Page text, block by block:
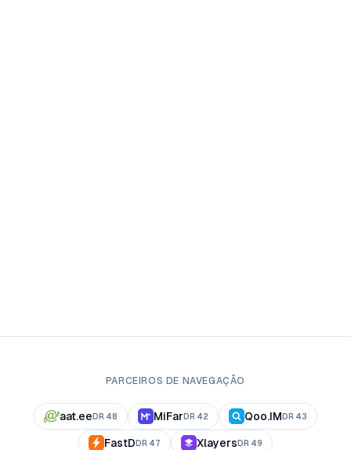
PARCEIROS DE NAVEGAÇÃO
aat.ee DR 48 MiFar DR 42 Qoo.IM DR 43
FastD DR 47 Xlayers DR 49